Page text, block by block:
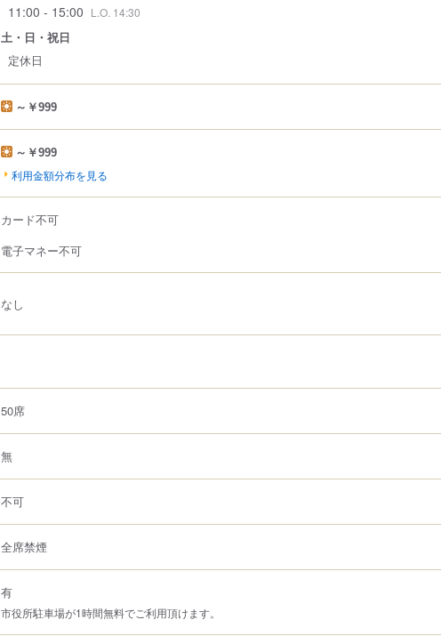
11:00 - 15:00 L.O. 14:30
土・日・祝日
定休日
～￥999
～￥999
利用金額分布を見る
カード不可
電子マネー不可
なし
50席
無
不可
全席禁煙
有
市役所駐車場が1時間無料でご利用頂けます。